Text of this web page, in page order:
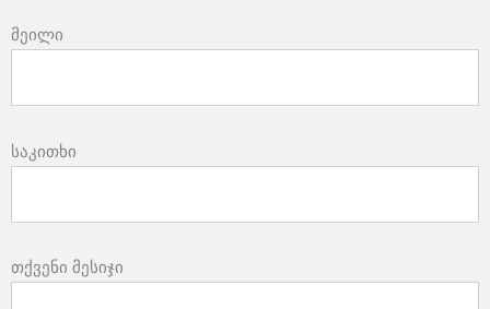
მეილი
საკითხი
თქვენი მესიჯი